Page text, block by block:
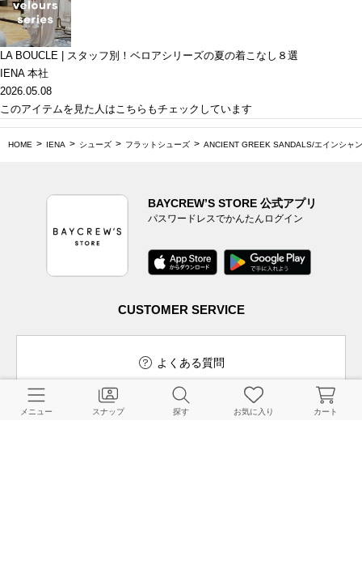
LA BOUCLE | スタッフ別！ベロアシリーズの夏の着こなし８選
IENA 本社
2026.05.08
このアイテムを見た人はこちらもチェックしています
HOME IENA シューズ フラットシューズ ANCIENT GREEK SANDALS/エインシャ
BAYCREW’S STORE 公式アプリ
パスワードレスでかんたんログイン
CUSTOMER SERVICE
よくある質問
メニュー スナップ 探す お気に入り カート